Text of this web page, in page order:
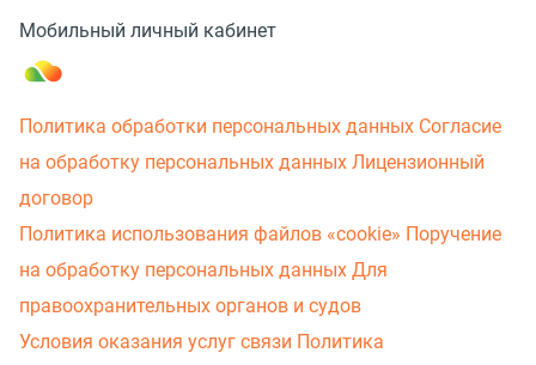
Мобильный личный кабинет
Политика обработки персональных данных Согласие
на обработку персональных данных Лицензионный
договор
Политика использования файлов «cookie» Поручение
на обработку персональных данных Для
правоохранительных органов и судов
Условия оказания услуг связи Политика